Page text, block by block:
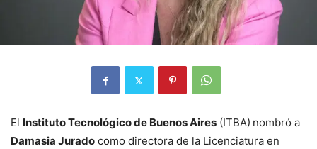
El Instituto Tecnológico de Buenos Aires (ITBA) nombró a
Damasia Jurado como directora de la Licenciatura en